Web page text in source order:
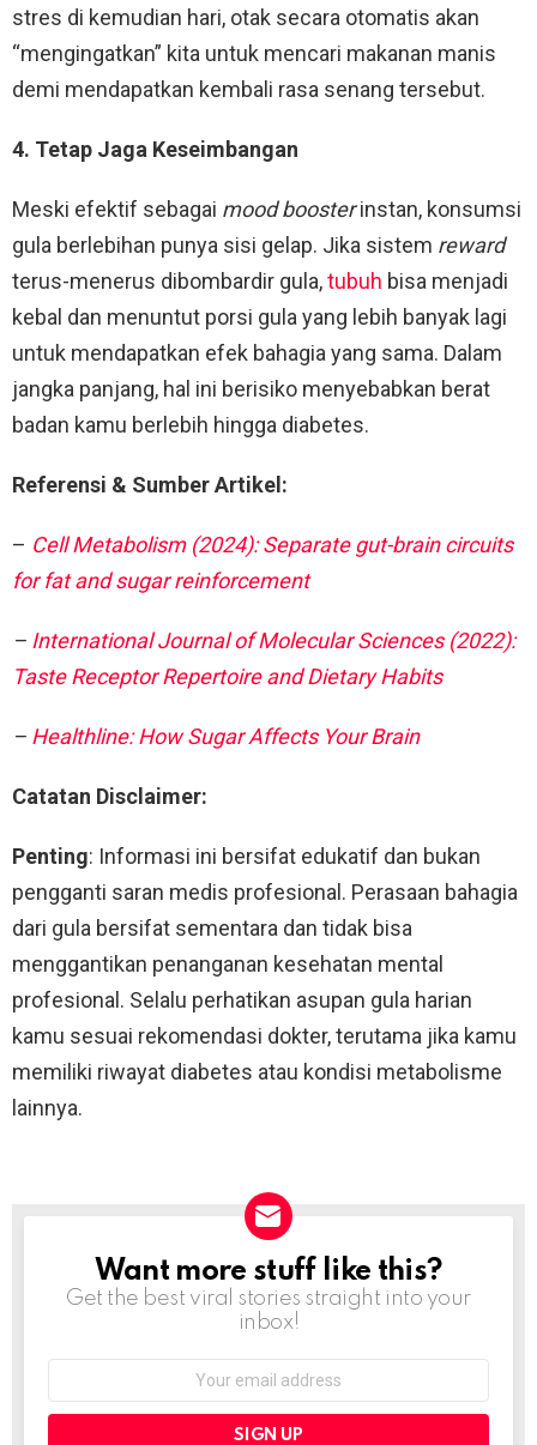
stres di kemudian hari, otak secara otomatis akan
“mengingatkan” kita untuk mencari makanan manis
demi mendapatkan kembali rasa senang tersebut.
4. Tetap Jaga Keseimbangan
Meski efektif sebagai mood boosterinstan, konsumsi
gula berlebihan punya sisi gelap. Jika sistem reward
terus-menerus dibombardir gula,tubuh bisa menjadi
kebal dan menuntut porsi gula yang lebih banyak lagi
untuk mendapatkan efek bahagia yang sama. Dalam
jangka panjang, hal ini berisiko menyebabkan berat
badan kamu berlebih hingga diabetes.
Referensi & Sumber Artikel:
– Cell Metabolism (2024): Separate gut-brain circuits
for fat and sugar reinforcement
– International Journal of Molecular Sciences (2022):
Taste Receptor Repertoire and Dietary Habits
– Healthline: How Sugar Affects Your Brain
Catatan Disclaimer:
Penting: Informasi ini bersifat edukatif dan bukan
pengganti saran medis profesional. Perasaan bahagia
dari gula bersifat sementara dan tidak bisa
menggantikan penanganan kesehatan mental
profesional. Selalu perhatikan asupan gula harian
kamu sesuai rekomendasi dokter, terutama jika kamu
memiliki riwayat diabetes atau kondisi metabolisme
lainnya.
NEWSLETTER
Want more stuff like this?
Get the best viral stories straight into your
inbox!